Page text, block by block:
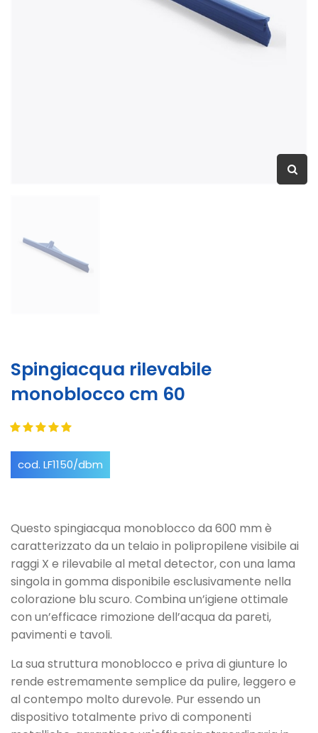
Spingiacqua rilevabile
monoblocco cm 60
cod. LF1150/dbm
Questo spingiacqua monoblocco da 600 mm è
caratterizzato da un telaio in polipropilene visibile ai
raggi X e rilevabile al metal detector, con una lama
singola in gomma disponibile esclusivamente nella
colorazione blu scuro. Combina un’igiene ottimale
con un’efficace rimozione dell’acqua da pareti,
pavimenti e tavoli.
La sua struttura monoblocco e priva di giunture lo
rende estremamente semplice da pulire, leggero e
al contempo molto durevole. Pur essendo un
dispositivo totalmente privo di componenti